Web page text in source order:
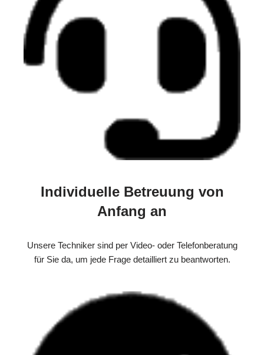
Individuelle Betreuung von
Anfang an
Unsere Techniker sind per Video- oder Telefonberatung
für Sie da, um jede Frage detailliert zu beantworten.